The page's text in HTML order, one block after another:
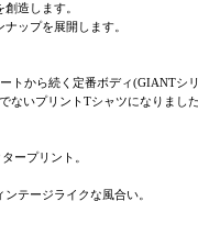
造します。
ップを展開します。
トから続く定番ボディ(GIANTシリ
ないプリントTシャツになりまし
ープリント。
テージライクな風合い。